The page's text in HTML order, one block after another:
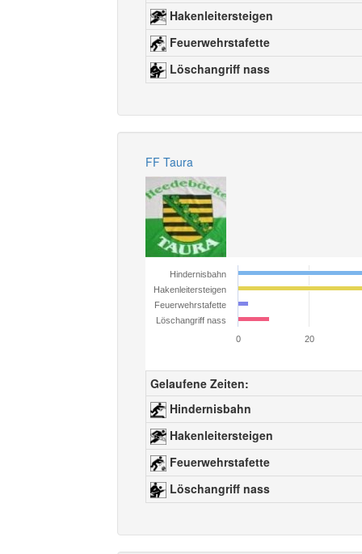
Hakenleitersteigen
Feuerwehrstafette
Löschangriff nass
FF Taura
Hindernisbahn
Hakenleitersteigen
Feuerwehrstafette
Löschangriff nass
0
20
Gelaufene Zeiten:
Hindernisbahn
Hakenleitersteigen
Feuerwehrstafette
Löschangriff nass